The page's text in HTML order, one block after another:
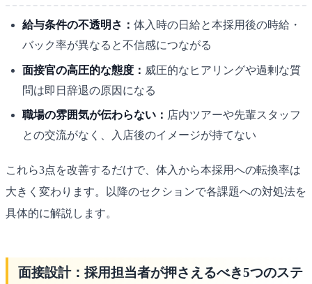
給与条件の不透明さ： 体入時の日給と本採用後の時給・
バック率が異なると不信感につながる
面接官の高圧的な態度： 威圧的なヒアリングや過剰な質
問は即日辞退の原因になる
職場の雰囲気が伝わらない： 店内ツアーや先輩スタッフ
との交流がなく、入店後のイメージが持てない
これら3点を改善するだけで、体入から本採用への転換率は
大きく変わります。以降のセクションで各課題への対処法を
具体的に解説します。
面接設計：採用担当者が押さえるべき5つのステ